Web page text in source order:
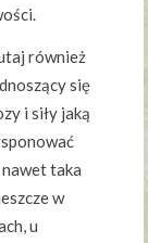
również
się
i siły jaką
taka
w
u